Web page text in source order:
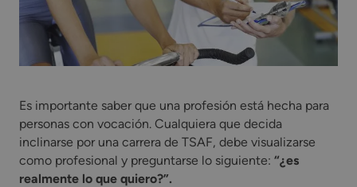
Es importante saber que una profesión está hecha para
personas con vocación. Cualquiera que decida
inclinarse por una carrera de TSAF, debe visualizarse
como profesional y preguntarse lo siguiente: “¿es
realmente lo que quiero?”.